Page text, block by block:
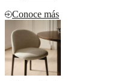
Conoce más